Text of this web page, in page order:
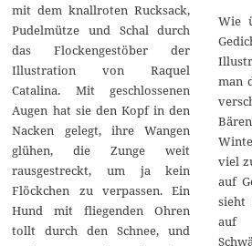
mit dem knallroten Rucksack,
Pudelmütze und Schal durch
das Flockengestöber der
Illustration von Raquel
Catalina. Mit geschlossenen
Augen hat sie den Kopf in den
Nacken gelegt, ihre Wangen
glühen, die Zunge weit
rausgestreckt, um ja kein
Flöckchen zu verpassen. Ein
Hund mit fliegenden Ohren
tollt durch den Schnee, und
Wie
man
viel
auf
sieht
auf